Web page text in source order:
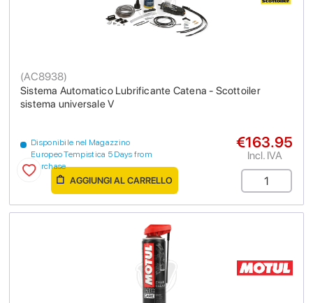
Sistema Automatico Lubrificante Catena - Scottoiler
sistema universale V
(AC8938)
Disponibile nel Magazzino
Europeo Tempistica 5 Days from
purchase
€163.95
Incl. IVA
AGGIUNGI AL CARRELLO